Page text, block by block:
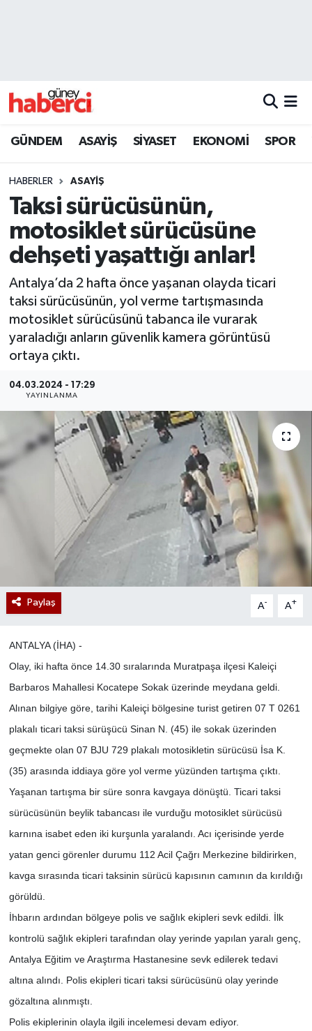
GÜNDEM ASAYİŞ SİYASET EKONOMİ SPOR
HABERLER ASAYİŞ
Taksi sürücüsünün,
motosiklet sürücüsüne
dehşeti yaşattığı anlar!
Antalya’da 2 hafta önce yaşanan olayda ticari
taksi sürücüsünün, yol verme tartışmasında
motosiklet sürücüsünü tabanca ile vurarak
yaraladığı anların güvenlik kamera görüntüsü
ortaya çıktı.
04.03.2024 - 17:29
YAYINLANMA
Paylaş A- A+
ANTALYA (İHA) -
Olay, iki hafta önce 14.30 sıralarında Muratpaşa ilçesi Kaleiçi
Barbaros Mahallesi Kocatepe Sokak üzerinde meydana geldi.
Alınan bilgiye göre, tarihi Kaleiçi bölgesine turist getiren 07 T 0261
plakalı ticari taksi sürüşücü Sinan N. (45) ile sokak üzerinden
geçmekte olan 07 BJU 729 plakalı motosikletin sürücüsü İsa K.
(35) arasında iddiaya göre yol verme yüzünden tartışma çıktı.
Yaşanan tartışma bir süre sonra kavgaya dönüştü. Ticari taksi
sürücüsünün beylik tabancası ile vurduğu motosiklet sürücüsü
karnına isabet eden iki kurşunla yaralandı. Acı içerisinde yerde
yatan genci görenler durumu 112 Acil Çağrı Merkezine bildirirken,
kavga sırasında ticari taksinin sürücü kapısının camının da kırıldığı
görüldü.
İhbarın ardından bölgeye polis ve sağlık ekipleri sevk edildi. İlk
kontrolü sağlık ekipleri tarafından olay yerinde yapılan yaralı genç,
Antalya Eğitim ve Araştırma Hastanesine sevk edilerek tedavi
altına alındı. Polis ekipleri ticari taksi sürücüsünü olay yerinde
gözaltına alınmıştı.
Polis ekiplerinin olayla ilgili incelemesi devam ediyor.
Beyoğlu Trafik Yoğunluk Haritası
Son Dakika Haberleri
Haber Arşivi